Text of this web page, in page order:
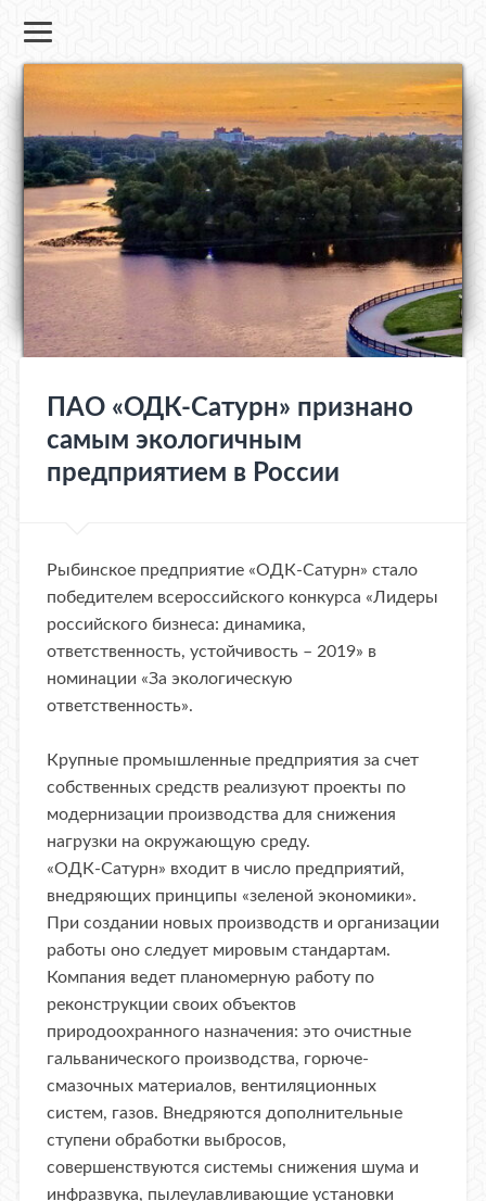
ПАО «ОДК-Сатурн» признано
самым экологичным
предприятием в России
Рыбинское предприятие «ОДК-Сатурн» стало
победителем всероссийского конкурса «Лидеры
российского бизнеса: динамика,
ответственность, устойчивость – 2019» в
номинации «За экологическую
ответственность».
Крупные промышленные предприятия за счет
собственных средств реализуют проекты по
модернизации производства для снижения
нагрузки на окружающую среду.
«ОДК-Сатурн» входит в число предприятий,
внедряющих принципы «зеленой экономики».
При создании новых производств и организации
работы оно следует мировым стандартам.
Компания ведет планомерную работу по
реконструкции своих объектов
природоохранного назначения: это очистные
гальванического производства, горюче-
смазочных материалов, вентиляционных
систем, газов. Внедряются дополнительные
ступени обработки выбросов,
совершенствуются системы снижения шума и
инфразвука, пылеулавливающие установки